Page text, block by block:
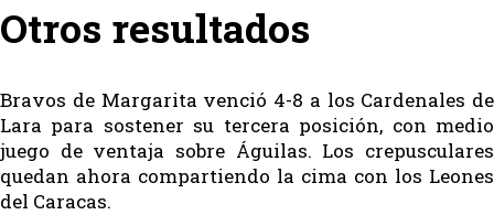
Otros resultados
Bravos de Margarita venció 4-8 a los Cardenales de
Lara para sostener su tercera posición, con medio
juego de ventaja sobre Águilas. Los crepusculares
quedan ahora compartiendo la cima con los Leones
del Caracas.